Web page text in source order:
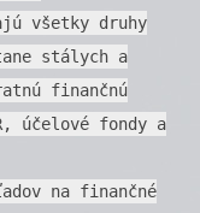
všetky druhy
stálych a
finančnú
účelové fondy a
na finančné